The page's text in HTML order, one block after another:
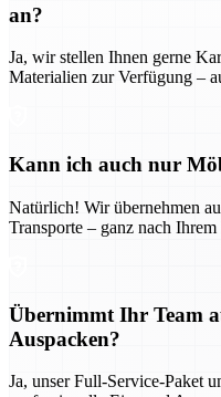
an?
Ja, wir stellen Ihnen gerne
Materialien zur Verfügung –
Kann ich auch nur
Natürlich! Wir übernehmen
Transporte – ganz nach
Übernimmt Ihr Team
Auspacken?
Ja, unser Full-Service-Paket